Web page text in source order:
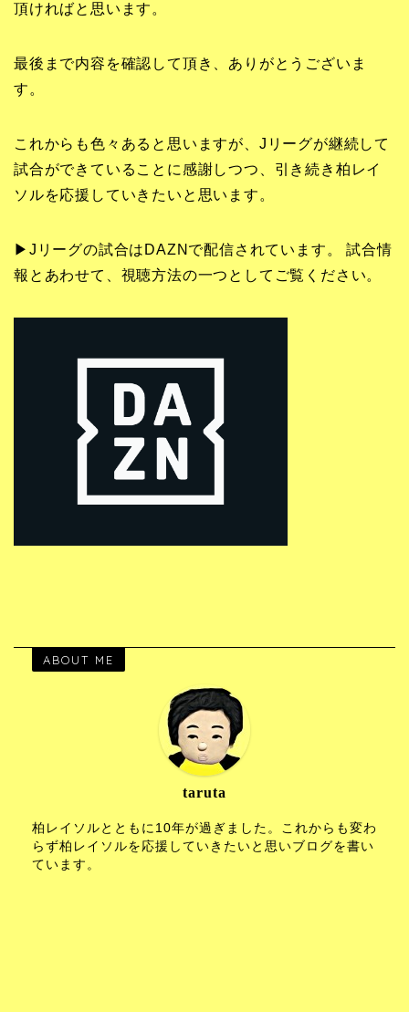
頂ければと思います。
最後まで内容を確認して頂き、ありがとうございま
す。
これからも色々あると思いますが、Jリーグが継続して
試合ができていることに感謝しつつ、引き続き柏レイ
ソルを応援していきたいと思います。
▶Jリーグの試合はDAZNで配信されています。 試合情
報とあわせて、視聴方法の一つとしてご覧ください。
ABOUT ME
taruta
柏レイソルとともに10年が過ぎました。これからも変わ
らず柏レイソルを応援していきたいと思いブログを書い
ています。